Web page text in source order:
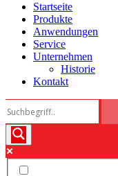
Startseite
Produkte
Anwendungen
Service
Unternehmen
Historie
Kontakt